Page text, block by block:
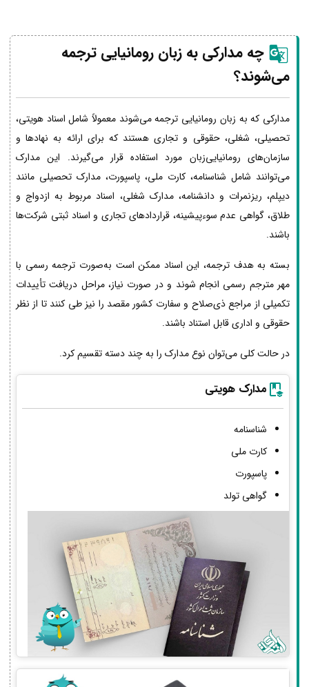
چه مدارکی به زبان رومانیایی ترجمه
می‌شوند؟
مدارکی که به زبان رومانیایی ترجمه می‌شوند معمولاً شامل اسناد هویتی،
تحصیلی، شغلی، حقوقی و تجاری هستند که برای ارائه به نهادها و
سازمان‌های رومانیایی‌زبان مورد استفاده قرار می‌گیرند. این مدارک
می‌توانند شامل شناسنامه، کارت ملی، پاسپورت، مدارک تحصیلی مانند
دیپلم، ریزنمرات و دانشنامه، مدارک شغلی، اسناد مربوط به ازدواج و
طلاق، گواهی عدم سوءپیشینه، قراردادهای تجاری و اسناد ثبتی شرکت‌ها
باشند.
بسته به هدف ترجمه، این اسناد ممکن است به‌صورت ترجمه رسمی با
مهر مترجم رسمی انجام شوند و در صورت نیاز، مراحل دریافت تأییدات
تکمیلی از مراجع ذی‌صلاح و سفارت کشور مقصد را نیز طی کنند تا از نظر
حقوقی و اداری قابل استناد باشند.
در حالت کلی می‌توان نوع مدارک را به چند دسته تقسیم کرد.
مدارک هویتی
شناسنامه
کارت ملی
پاسپورت
گواهی تولد